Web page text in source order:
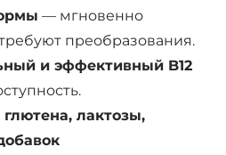
— мгновенно
преобразования.
и эффективный B12
лактозы,